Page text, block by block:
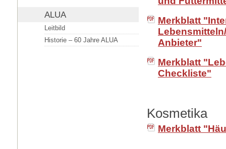
ALUA
Leitbild
Historie – 60 Jahre ALUA
Merkblatt
Anbieter"
Merkblatt
Checkliste"
Kosmetika
Merkblatt